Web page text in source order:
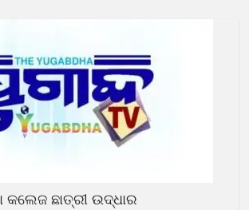
କଲେଜ ଛାତ୍ରୀ ଉଦ୍ଧାର